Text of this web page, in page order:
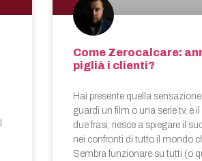
Come Zerocalcare:
piglià i clienti?
Hai presente quella
guardi un film o una serie tv, e
due frasi, riesce a spiegare il
nei confronti di tutto il mondo
Sembra funzionare su tutti (o